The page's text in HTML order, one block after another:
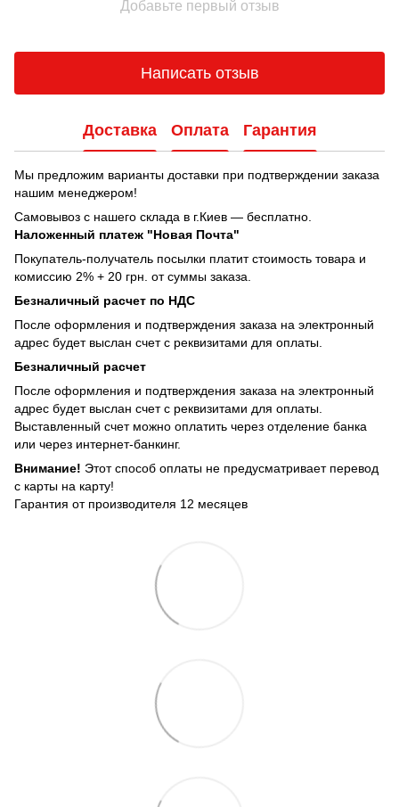
Добавьте первый отзыв
Написать отзыв
Доставка Оплата Гарантия
Мы предложим варианты доставки при подтверждении заказа
нашим менеджером!
Самовывоз с нашего склада в г.Киев — бесплатно.
Наложенный платеж "Новая Почта"
Покупатель-получатель посылки платит стоимость товара и
комиссию 2% + 20 грн. от суммы заказа.
Безналичный расчет по НДС
После оформления и подтверждения заказа на электронный
адрес будет выслан счет с реквизитами для оплаты.
Безналичный расчет
После оформления и подтверждения заказа на электронный
адрес будет выслан счет с реквизитами для оплаты.
Выставленный счет можно оплатить через отделение банка
или через интернет-банкинг.
Внимание! Этот способ оплаты не предусматривает перевод
с карты на карту!
Гарантия от производителя 12 месяцев